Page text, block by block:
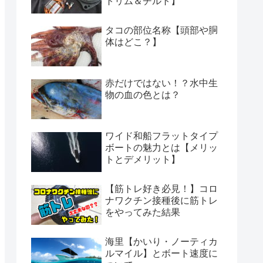
タコの部位名称【頭部や胴
体はどこ？】
赤だけではない！？水中生
物の血の色とは？
ワイド和船フラットタイプ
ボートの魅力とは【メリッ
トとデメリット】
【筋トレ好き必見！】コロ
ナワクチン接種後に筋トレ
をやってみた結果
海里【かいり・ノーティカ
ルマイル】とボート速度に